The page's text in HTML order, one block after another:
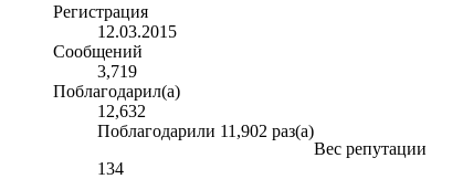
Регистрация
12.03.2015
Сообщений
3,719
Поблагодарил(а)
12,632
Поблагодарили 11,902 раз(а)
Вес репутации
134